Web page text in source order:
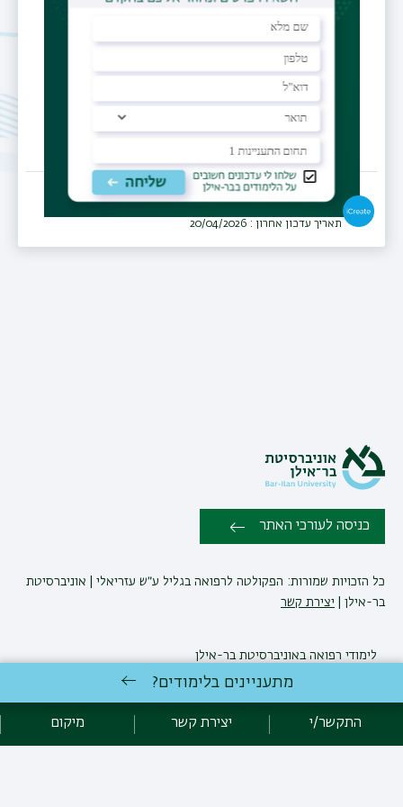
מרפאה
שירותי בריאות כללית, מחוז צפון
תאריך עדכון אחרון : 20/04/2026
כניסה לעורכי האתר
כל הזכויות שמורות: הפקולטה לרפואה בגליל ע״ש עזריאלי | אוניברסיטת
בר-אילן | יצירת קשר
לימודי רפואהבאוניברסיטת בר-אילן
אגף תקשוב, אוניברסיטת בר-אילן
אקדימה בר-אילן
מתעניינים בלימודים?
התקשר/י יצירת קשר מיקום